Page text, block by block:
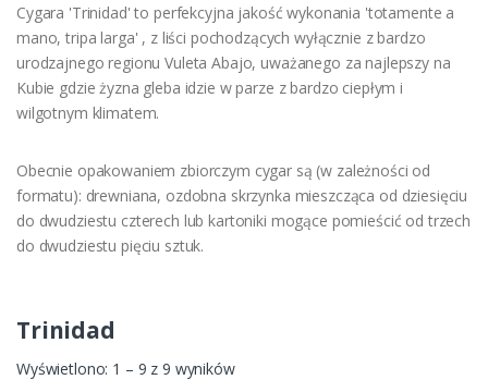
Cygara 'Trinidad' to perfekcyjna jakość wykonania 'totamente a
mano, tripa larga' , z liści pochodzących wyłącznie z bardzo
urodzajnego regionu Vuleta Abajo, uważanego za najlepszy na
Kubie gdzie żyzna gleba idzie w parze z bardzo ciepłym i
wilgotnym klimatem.
Obecnie opakowaniem zbiorczym cygar są (w zależności od
formatu): drewniana, ozdobna skrzynka mieszcząca od dziesięciu
do dwudziestu czterech lub kartoniki mogące pomieścić od trzech
do dwudziestu pięciu sztuk.
Trinidad
Wyświetlono: 1 – 9 z 9 wyników